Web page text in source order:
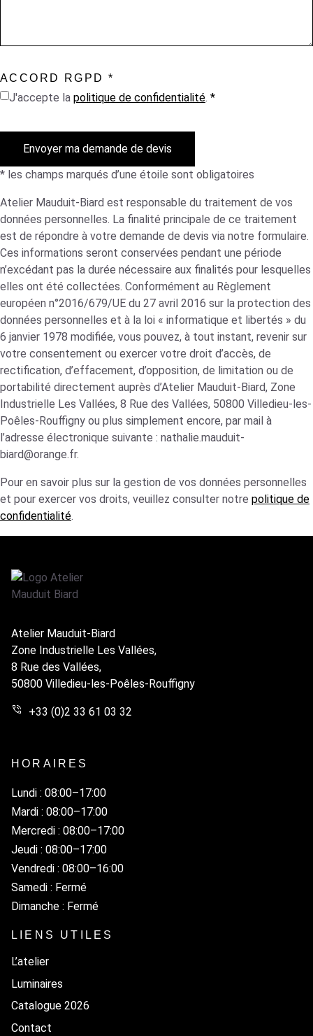
ACCORD RGPD *
J'accepte la politique de confidentialité. *
Envoyer ma demande de devis
* les champs marqués d’une étoile sont obligatoires
Atelier Mauduit-Biard est responsable du traitement de vos
données personnelles. La finalité principale de ce traitement
est de répondre à votre demande de devis via notre formulaire.
Ces informations seront conservées pendant une période
n’excédant pas la durée nécessaire aux finalités pour lesquelles
elles ont été collectées. Conformément au Règlement
européen n°2016/679/UE du 27 avril 2016 sur la protection des
données personnelles et à la loi « informatique et libertés » du
6 janvier 1978 modifiée, vous pouvez, à tout instant, revenir sur
votre consentement ou exercer votre droit d’accès, de
rectification, d’effacement, d’opposition, de limitation ou de
portabilité directement auprès d’Atelier Mauduit-Biard, Zone
Industrielle Les Vallées, 8 Rue des Vallées, 50800 Villedieu-les-
Poêles-Rouffigny ou plus simplement encore, par mail à
l’adresse électronique suivante : nathalie.mauduit-
biard@orange.fr.
Pour en savoir plus sur la gestion de vos données personnelles
et pour exercer vos droits, veuillez consulter notre politique de
confidentialité.
Atelier Mauduit-Biard
Zone Industrielle Les Vallées,
8 Rue des Vallées,
50800 Villedieu-les-Poêles-Rouffigny
+33 (0)2 33 61 03 32
HORAIRES
Lundi : 08:00–17:00
Mardi : 08:00–17:00
Mercredi : 08:00–17:00
Jeudi : 08:00–17:00
Vendredi : 08:00–16:00
Samedi : Fermé
Dimanche : Fermé
LIENS UTILES
L’atelier
Luminaires
Catalogue 2026
Contact